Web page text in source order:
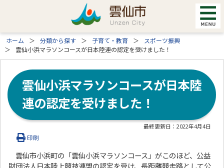
ホーム 分類から探す 子育て・教育
スポーツ振興
雲仙小浜マラソンコースが日本陸連の認定を受けました！
雲仙小浜マラソンコースが日本陸
連の認定を受けました！
最終更新日：2022年4月4日
印刷
雲仙市小浜町の「雲仙小浜マラソンコース」がこのほど、公益